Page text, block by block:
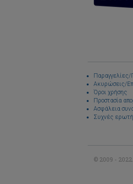
Ακυρώσεις/
Όροι χρήσης
Προστασία
Ασφάλεια
Συχνές
© 2009 -